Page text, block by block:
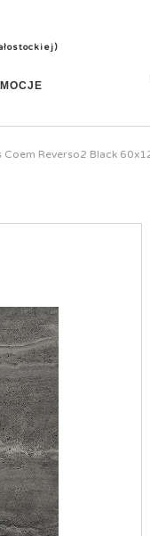
Coem Reverso2 Black